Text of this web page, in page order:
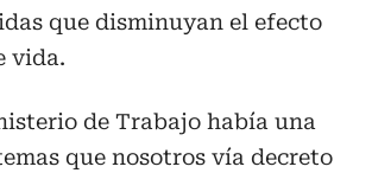
que disminuyan el efecto
vida.
de Trabajo había una
que nosotros vía decreto